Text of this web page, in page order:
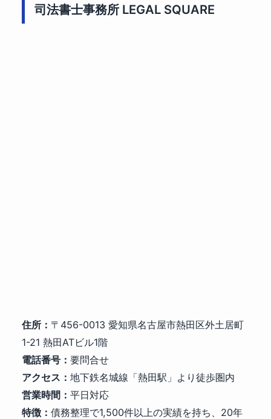
司法書士事務所 LEGAL SQUARE
住所： 〒456-0013 愛知県名古屋市熱田区外土居町
1-21 熱田ATビル1階
電話番号： 要問合せ
アクセス： 地下鉄名城線「熱田駅」より徒歩圏内
営業時間： 平日対応
特徴： 債務整理で1,500件以上の実績を持ち、20年